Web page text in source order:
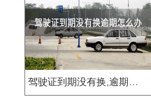
驾驶证到期没有换,逾期怎么办??